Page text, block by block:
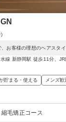
お客様の理想のヘアスタ
水線 新静岡駅 徒歩11分、
貯まる・使える メンズ歓
毛矯正コース